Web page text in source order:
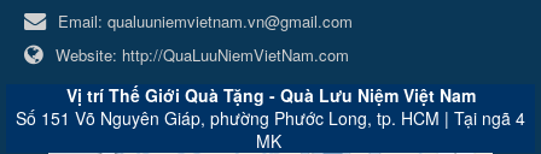
Email: qualuuniemvietnam.vn@gmail.com
Website: http://QuaLuuNiemVietNam.com
Vị trí Thế Giới Quà Tặng - Quà Lưu Niệm Việt Nam
Số 151 Võ Nguyên Giáp, phường Phước Long, tp. HCM | Tại ngã 4
MK